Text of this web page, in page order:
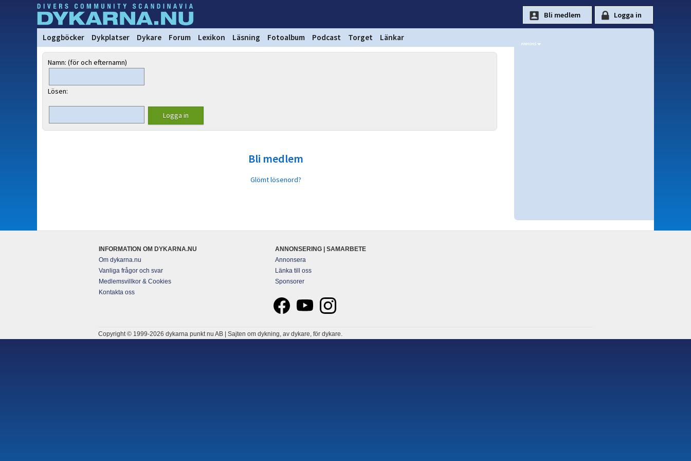
Loggböcker Dykplatser Dykare Forum Lexikon Läsning Fotoalbum Podcast Torget Länkar
Namn: (för och efternamn)
Lösen:
Bli medlem
Glömt lösenord?
INFORMATION OM DYKARNA.NU
Om dykarna.nu
Vanliga frågor och svar
Medlemsvillkor & Cookies
Kontakta oss
ANNONSERING | SAMARBETE
Annonsera
Länka till oss
Sponsorer
Copyright © 1999-2026 dykarna punkt nu AB | Sajten om dykning, av dykare, för dykare.